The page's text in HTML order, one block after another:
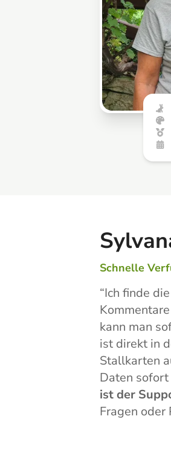
Schnelle
“Ich finde
kann man
ist direkt in
Stallkarten
Daten
ist der
Fragen